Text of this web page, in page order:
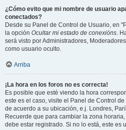
¿Cómo evito que mi nombre de usuario
conectados?
Desde su Panel de Control de Usuario, en
la opción Ocultar mi estado de conexións.
será visto por Administradores,
como usuario oculto.
Arriba
¡La hora en los foros no es correcta!
Es posible que esté viendo la hora
este es el caso, visite el Panel de Control
de acuerdo a su ubicación, e.j. Londres,
Recuerde que para cambiar la zona
debe estar registrado. Si no lo está, este es